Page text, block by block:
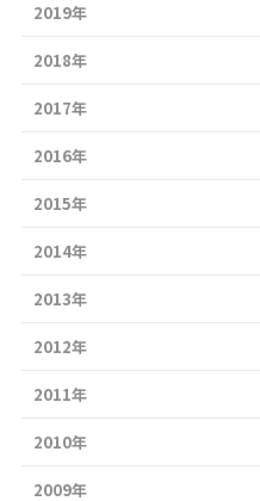
2019年
2018年
2017年
2016年
2015年
2014年
2013年
2012年
2011年
2010年
2009年